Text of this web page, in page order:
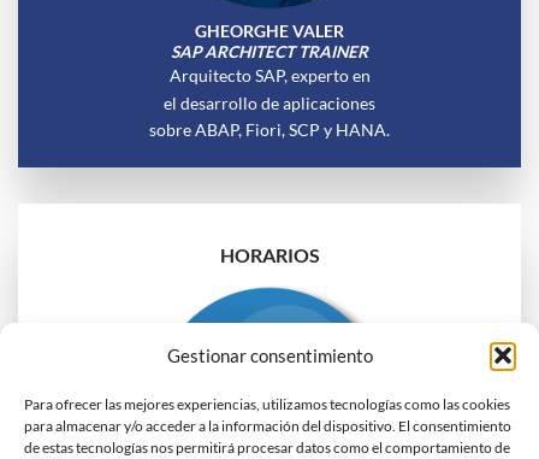
Gestionar consentimiento
Para ofrecer las mejores experiencias, utilizamos tecnologías como las cookies
para almacenar y/o acceder a la información del dispositivo. El consentimiento
de estas tecnologías nos permitirá procesar datos como el comportamiento de
GHEORGHE VALER
SAP ARCHITECT TRAINER
Arquitecto SAP, experto en
el desarrollo de aplicaciones
sobre ABAP, Fiori, SCP y HANA.
HORARIOS